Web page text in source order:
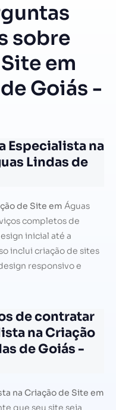
sobre
em
Goiás -
Especialista na
Lindas de
de Site em Águas
completos de
inicial até a
inclui criação de sites
responsivo e
de contratar
na Criação
de Goiás -
na Criação de Site em